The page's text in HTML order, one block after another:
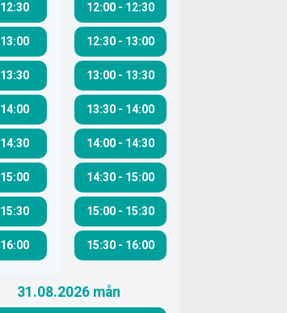
12:30
13:00
13:30
14:00
14:30
15:00
15:30
16:00
12:00- 12:30
12:30- 13:00
13:00- 13:30
13:30- 14:00
14:00- 14:30
14:30- 15:00
15:00- 15:30
15:30- 16:00
31.08.2026 mån